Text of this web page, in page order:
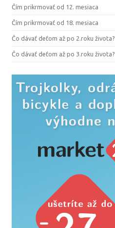
Čím prikrmovať od 12. mesiaca
Čím prikrmovať od 18. mesiaca
Čo dávať deťom až po 2.roku života?
Čo dávať deťom až po 3.roku života?